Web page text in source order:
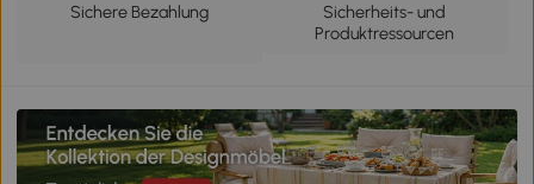
Sichere Bezahlung
Sicherheits- und
Produktressourcen